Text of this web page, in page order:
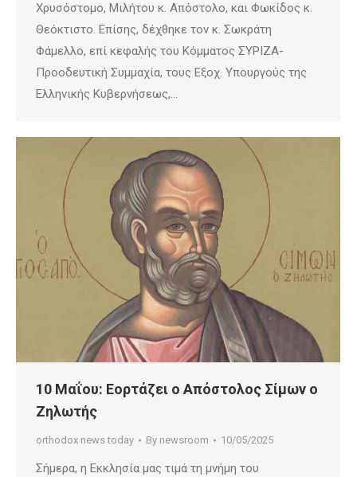
Χρυσόστομο, Μιλήτου κ. Απόστολο, και Φωκίδος κ.
Θεόκτιστο. Επίσης, δέχθηκε τον κ. Σωκράτη
Φάμελλο, επί κεφαλής του Κόμματος ΣΥΡΙΖΑ-
Προοδευτική Συμμαχία, τους Εξοχ. Υπουργούς της
Ελληνικής Κυβερνήσεως,…
10 Μαΐου: Εορτάζει ο Απόστολος Σίμων ο
Ζηλωτής
orthodox news today By newsroom 10/05/2025
Σήμερα, η Εκκλησία μας τιμά τη μνήμη του